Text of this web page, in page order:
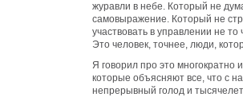
журавли в небе. Который не
самовыражение. Который не
участвовать в управлении не
Это человек, точнее, люди,
Я говорил про это многократно
которые объясняют все, что с
непрерывный голод и